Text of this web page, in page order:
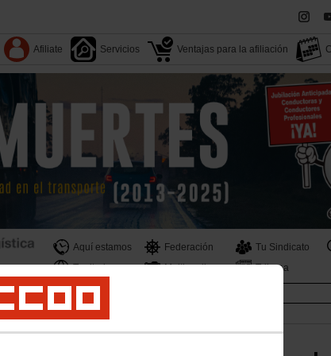
Afiliate Servicios Ventajas para la afiliación
Aquí estamos Federación Tu Sindicato
Territorios
Multimedia Tribuna
Documentos
Convenios